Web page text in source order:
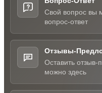
Свой вопрос вы
вопрос-ответ
Отзывы-
Оставить отзыв-
можно здесь